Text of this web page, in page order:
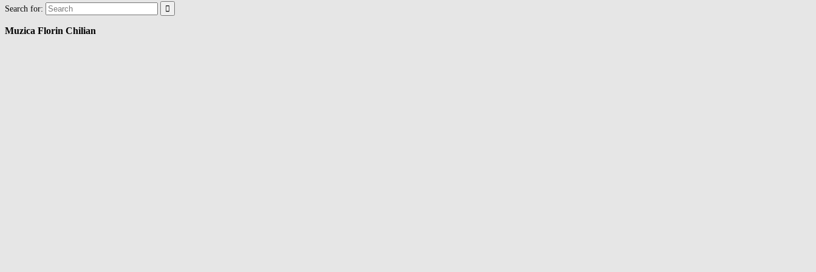
Search for:
Muzica Florin Chilian